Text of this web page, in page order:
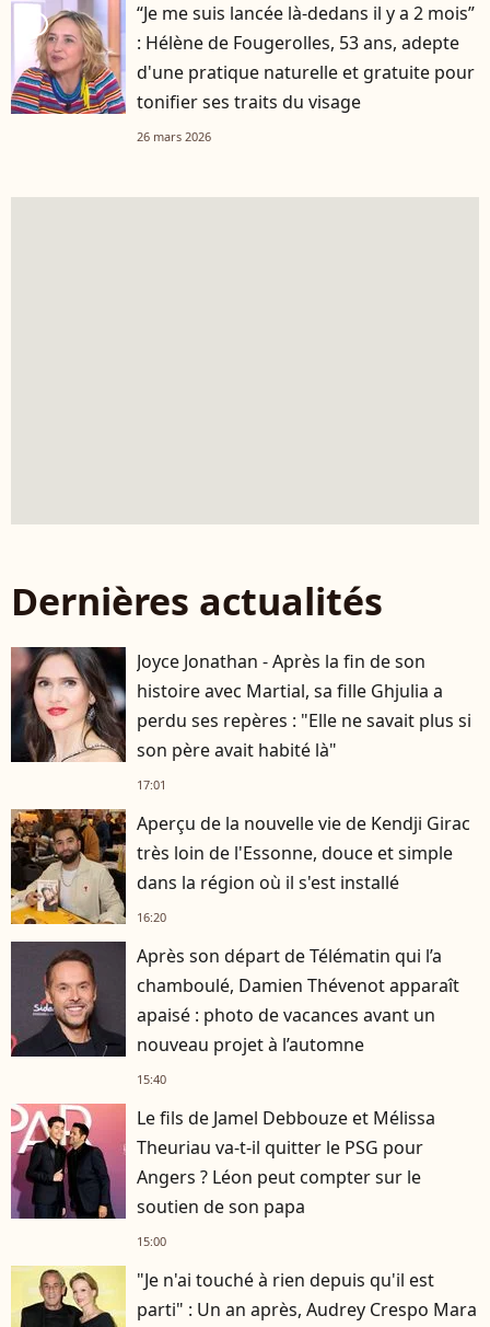
player2
“Je me suis lancée là-dedans il y a 2 mois”
: Hélène de Fougerolles, 53 ans, adepte
d'une pratique naturelle et gratuite pour
tonifier ses traits du visage
26 mars 2026
Dernières actualités
Joyce Jonathan - Après la fin de son
histoire avec Martial, sa fille Ghjulia a
perdu ses repères : "Elle ne savait plus si
son père avait habité là"
17:01
Aperçu de la nouvelle vie de Kendji Girac
très loin de l'Essonne, douce et simple
dans la région où il s'est installé
16:20
Après son départ de Télématin qui l’a
chamboulé, Damien Thévenot apparaît
apaisé : photo de vacances avant un
nouveau projet à l’automne
15:40
Le fils de Jamel Debbouze et Mélissa
Theuriau va-t-il quitter le PSG pour
Angers ? Léon peut compter sur le
soutien de son papa
15:00
"Je n'ai touché à rien depuis qu'il est
parti" : Un an après, Audrey Crespo Mara